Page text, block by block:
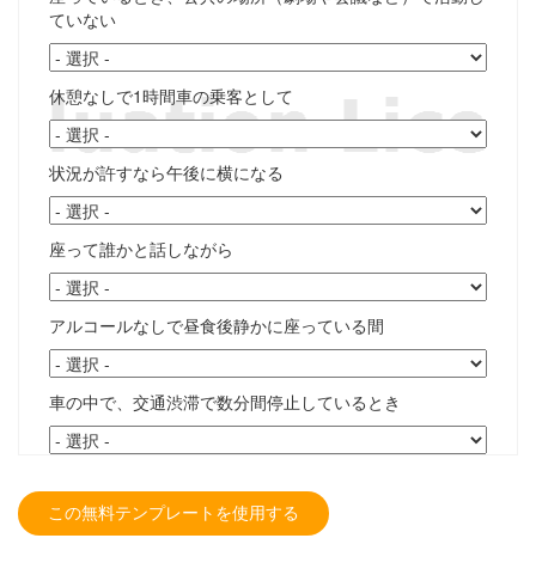
この無料テンプレートを使用する